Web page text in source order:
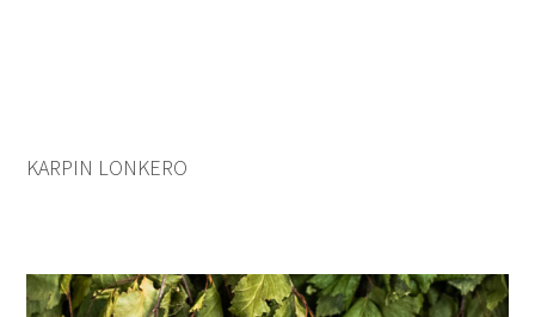
KARPIN LONKERO